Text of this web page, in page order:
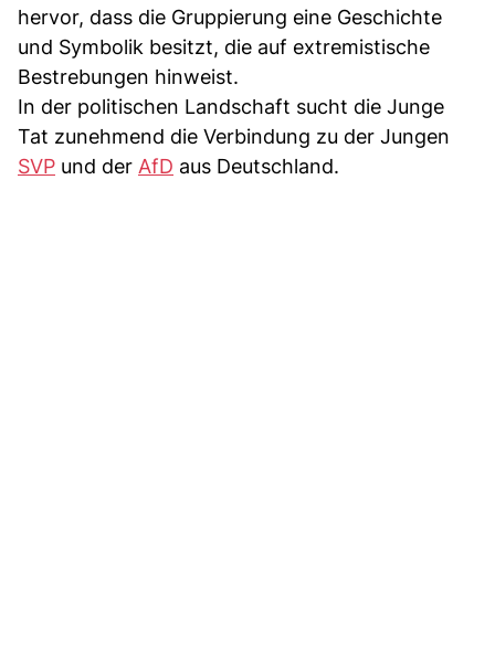
hervor, dass die Gruppierung eine Geschichte
und Symbolik besitzt, die auf extremistische
Bestrebungen hinweist.
In der politischen Landschaft sucht die Junge
Tat zunehmend die Verbindung zu der Jungen
SVP und der AfD aus Deutschland.